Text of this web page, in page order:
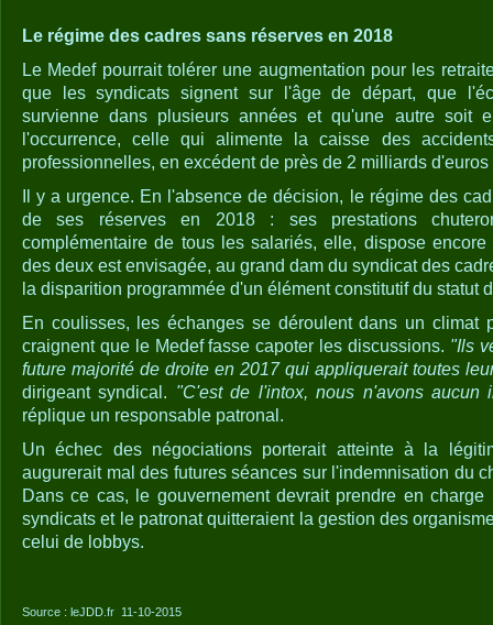
Le régime des cadres sans réserves en 2018
Le Medef pourrait tolérer une augmentation pour les
que les syndicats signent sur l'âge de départ, que
survienne dans plusieurs années et qu'une autre soit
l'occurrence, celle qui alimente la caisse des
professionnelles, en excédent de près de 2 milliards
Il y a urgence. En l'absence de décision, le régime des
de ses réserves en 2018 : ses prestations
complémentaire de tous les salariés, elle, dispose
des deux est envisagée, au grand dam du syndicat des
la disparition programmée d'un élément constitutif du statut
En coulisses, les échanges se déroulent dans un climat
craignent que le Medef fasse capoter les discussions. "Ils
future majorité de droite en 2017 qui appliquerait toutes
dirigeant syndical. "C'est de l'intox, nous n'avons aucun
réplique un responsable patronal.
Un échec des négociations porterait atteinte à la
augurerait mal des futures séances sur l'indemnisation du
Dans ce cas, le gouvernement devrait prendre en
syndicats et le patronat quitteraient la gestion des
celui de lobbys.
Source : leJDD.fr 11-10-2015